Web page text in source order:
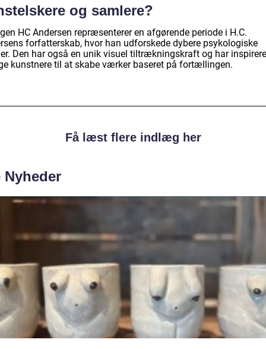
og samlere?
HC Andersen repræsenterer en afgørende periode i H.C.
forfatterskab, hvor han udforskede dybere psykologiske
Den har også en unik visuel tiltrækningskraft og har
kunstnere til at skabe værker baseret på fortællingen.
Få læst flere indlæg her
Nyheder